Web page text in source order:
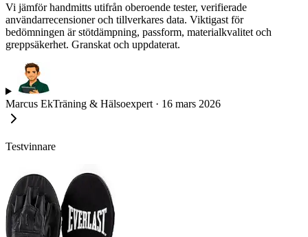
Vi jämför handmitts utifrån oberoende tester, verifierade
användarrecensioner och tillverkares data. Viktigast för
bedömningen är stötdämpning, passform, materialkvalitet och
greppsäkerhet. Granskat och uppdaterat.
Marcus EkTräning & Hälsoexpert · 16 mars 2026
Testvinnare